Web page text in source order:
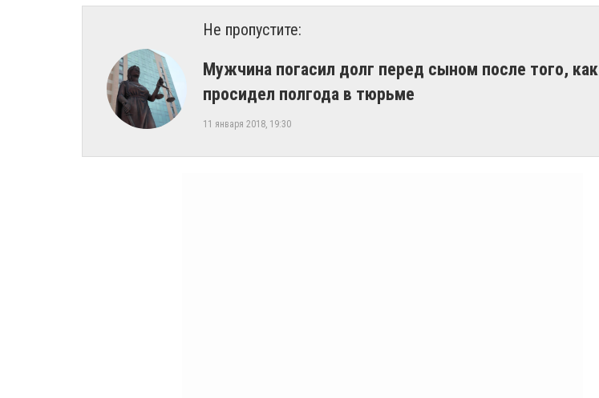
Не пропустите:
Мужчина погасил долг перед сыном после того, как
просидел полгода в тюрьме
11 января 2018, 19:30